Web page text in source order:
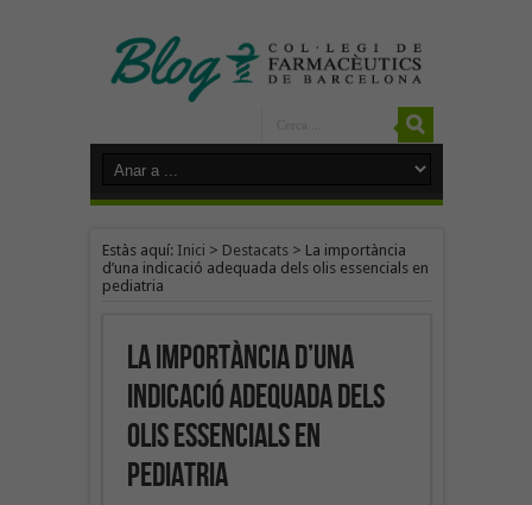
Estàs aquí: Inici > Destacats> La importància
d’una indicació adequada dels olis essencials en
pediatria
La importància d’una
indicació adequada dels
olis essencials en
pediatria